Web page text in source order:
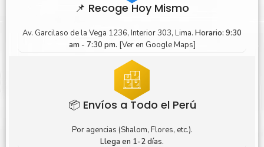
📌 Recoge Hoy Mismo
Av. Garcilaso de la Vega 1236, Interior 303, Lima. Horario: 9:30
am - 7:30 pm. [Ver en Google Maps]
📦 Envíos a Todo el Perú
Por agencias (Shalom, Flores, etc.).
Llega en 1-2 días.